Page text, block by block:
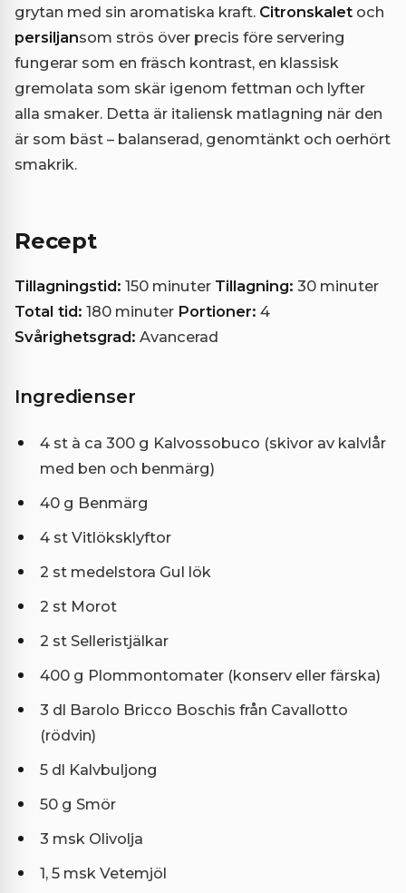
grytan med sin aromatiska kraft. Citronskalet och
persiljansom strös över precis före servering
fungerar som en fräsch kontrast, en klassisk
gremolata som skär igenom fettman och lyfter
alla smaker. Detta är italiensk matlagning när den
är som bäst – balanserad, genomtänkt och oerhört
smakrik.
Recept
Tillagningstid: 150 minuter Tillagning: 30 minuter
Total tid: 180 minuter Portioner: 4
Svårighetsgrad: Avancerad
Ingredienser
4 st à ca 300 g Kalvossobuco (skivor av kalvlår
med ben och benmärg)
40 g Benmärg
4 st Vitlöksklyftor
2 st medelstora Gul lök
2 st Morot
2 st Selleristjälkar
400 g Plommontomater (konserv eller färska)
3 dl Barolo Bricco Boschis från Cavallotto
(rödvin)
5 dl Kalvbuljong
50 g Smör
3 msk Olivolja
1, 5 msk Vetemjöl